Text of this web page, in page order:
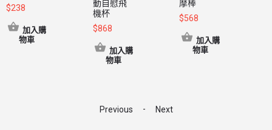
$238
加入購
物車
動自慰飛
機杯
$868
加入購
物車
摩棒
$568
加入購
物車
Previous - Next